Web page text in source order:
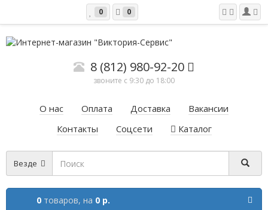
0 0
8 (812) 980-92-20
звоните с 9:30 до 18:00
О нас Оплата Доставка
Вакансии
Контакты
Соцсети Каталог
Везде
0 товаров, на 0 р.